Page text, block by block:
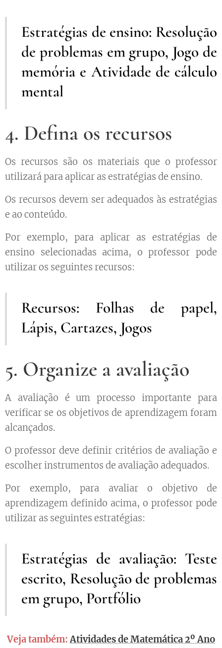
Estratégias de ensino: Resolução
de problemas em grupo, Jogo de
memória e Atividade de cálculo
mental
4. Defina os recursos
Os recursos são os materiais que o professor
utilizará para aplicar as estratégias de ensino.
Os recursos devem ser adequados às estratégias
e ao conteúdo.
Por exemplo, para aplicar as estratégias de
ensino selecionadas acima, o professor pode
utilizar os seguintes recursos:
Recursos: Folhas de papel,
Lápis, Cartazes, Jogos
5. Organize a avaliação
A avaliação é um processo importante para
verificar se os objetivos de aprendizagem foram
alcançados.
O professor deve definir critérios de avaliação e
escolher instrumentos de avaliação adequados.
Por exemplo, para avaliar o objetivo de
aprendizagem definido acima, o professor pode
utilizar as seguintes estratégias:
Estratégias de avaliação: Teste
escrito, Resolução de problemas
em grupo, Portfólio
Veja também: Atividades de Matemática 2º Ano